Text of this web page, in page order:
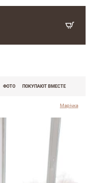
ФОТО ПОКУПАЮТ ВМЕСТЕ
Марічка
,